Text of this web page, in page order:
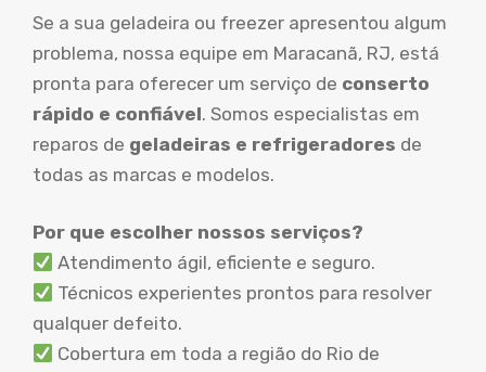
Se a sua geladeira ou freezer apresentou algum
problema, nossa equipe em Maracanã, RJ, está
pronta para oferecer um serviço de conserto
rápido e confiável. Somos especialistas em
reparos de geladeiras e refrigeradores de
todas as marcas e modelos.
Por que escolher nossos serviços?
Atendimento ágil, eficiente e seguro.
Técnicos experientes prontos para resolver
qualquer defeito.
Cobertura em toda a região do Rio de